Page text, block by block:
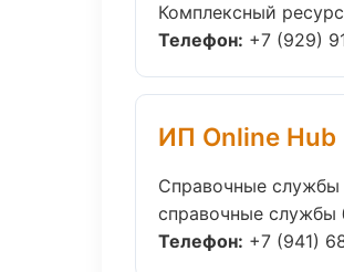
Комплексный
Телефон: +7 (929)
ИП Online Hub
Справочные
справочные службы
Телефон: +7 (941)